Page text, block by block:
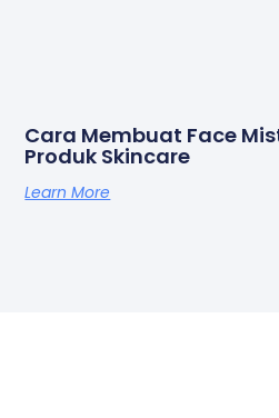
Cara Membuat Face
Produk Skincare
Learn More